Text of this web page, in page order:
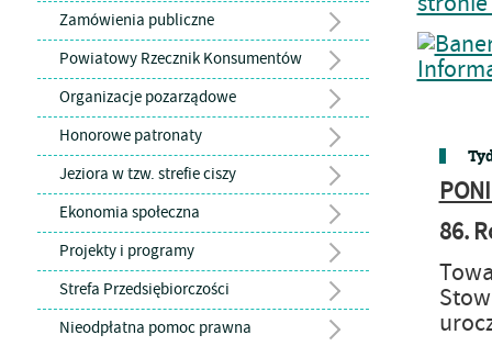
Zamówienia publiczne
Powiatowy Rzecznik Konsumentów
Organizacje pozarządowe
Honorowe patronaty
Jeziora w tzw. strefie ciszy
Ekonomia społeczna
Projekty i programy
Strefa Przedsiębiorczości
Nieodpłatna pomoc prawna
86.